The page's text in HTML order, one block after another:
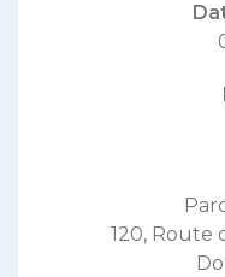
120, Route